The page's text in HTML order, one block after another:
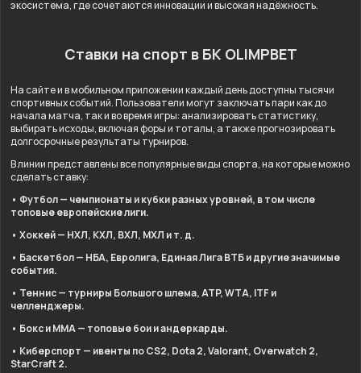
экосистема, где сочетаются инновации и высокая надёжность.
Ставки на спорт в БК OLIMPBET
На сайте и в мобильном приложении каждый день доступны тысячи
спортивных событий. Пользователи могут заключать пари как до
начала матча, так и во время игры: анализировать статистику,
выбирать исходы, включая форы и тоталы, а также прогнозировать
долгосрочные результаты турниров.
В линии представлены все популярные виды спорта, на которые можно
сделать ставку:
• Футбол — чемпионаты и кубки разных уровней, в том числе
топовые европейские лиги.
• Хоккей — НХЛ, КХЛ, ВХЛ, МХЛ и т. д.
• Баскетбол — НБА, Евролига, Единая Лига ВТБ и другие значимые
события.
• Теннис — турниры Большого шлема, ATP, WTA, ITF и
челленджеры.
• Бокс и ММА — топовые бои и андеркарды.
• Киберспорт — ивенты по CS2, Dota 2, Valorant, Overwatch 2,
StarCraft 2.